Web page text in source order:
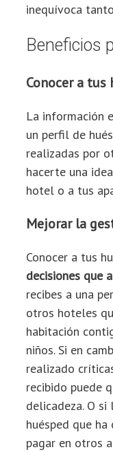
inequívoca tanto
Beneficios
Conocer a tus
La información
un perfil de
realizadas por
hacerte una
hotel o a tus
Mejorar la
Conocer a tus
decisiones que
recibes a una
otros hoteles
habitación
niños. Si en
realizado
recibido puede
delicadeza. O
huésped que
pagar en otros